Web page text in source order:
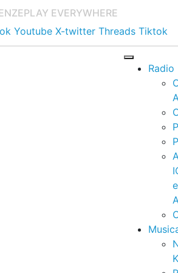
PLAY EVERYWHERE
Youtube X-twitter Threads Tiktok
Radio
e